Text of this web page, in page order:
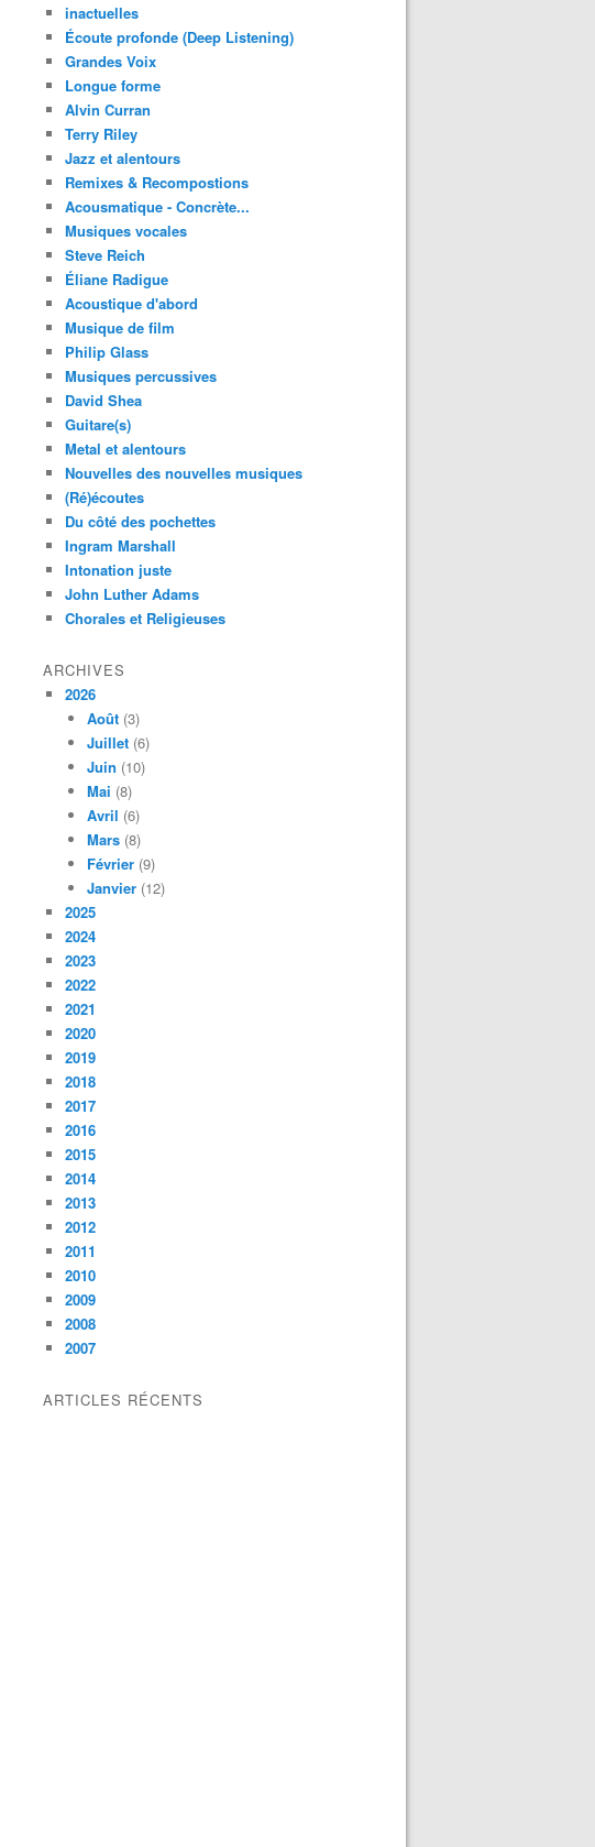
inactuelles
Écoute profonde (Deep Listening)
Grandes Voix
Longue forme
Alvin Curran
Terry Riley
Jazz et alentours
Remixes & Recompostions
Acousmatique - Concrète...
Musiques vocales
Steve Reich
Éliane Radigue
Acoustique d'abord
Musique de film
Philip Glass
Musiques percussives
David Shea
Guitare(s)
Metal et alentours
Nouvelles des nouvelles musiques
(Ré)écoutes
Du côté des pochettes
Ingram Marshall
Intonation juste
John Luther Adams
Chorales et Religieuses
ARCHIVES
2026
Août (3)
Juillet (6)
Juin (10)
Mai (8)
Avril (6)
Mars (8)
Février (9)
Janvier (12)
2025
2024
2023
2022
2021
2020
2019
2018
2017
2016
2015
2014
2013
2012
2011
2010
2009
2008
2007
ARTICLES RÉCENTS